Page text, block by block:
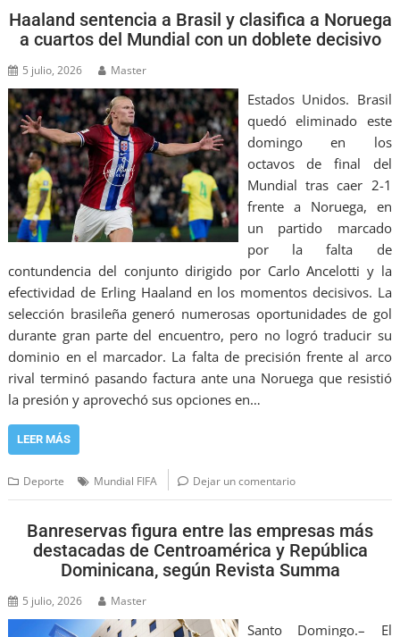
Haaland sentencia a Brasil y clasifica a Noruega
a cuartos del Mundial con un doblete decisivo
5 julio, 2026 Master
Estados Unidos. Brasil
quedó eliminado este
domingo en los
octavos de final del
Mundial tras caer 2-1
frente a Noruega, en
un partido marcado
por la falta de
contundencia del conjunto dirigido por Carlo Ancelotti y la
efectividad de Erling Haaland en los momentos decisivos. La
selección brasileña generó numerosas oportunidades de gol
durante gran parte del encuentro, pero no logró traducir su
dominio en el marcador. La falta de precisión frente al arco
rival terminó pasando factura ante una Noruega que resistió
la presión y aprovechó sus opciones en…
LEER MÁS
Deporte Mundial FIFA Dejar un comentario
Banreservas figura entre las empresas más
destacadas de Centroamérica y República
Dominicana, según Revista Summa
5 julio, 2026 Master
Santo Domingo.– El